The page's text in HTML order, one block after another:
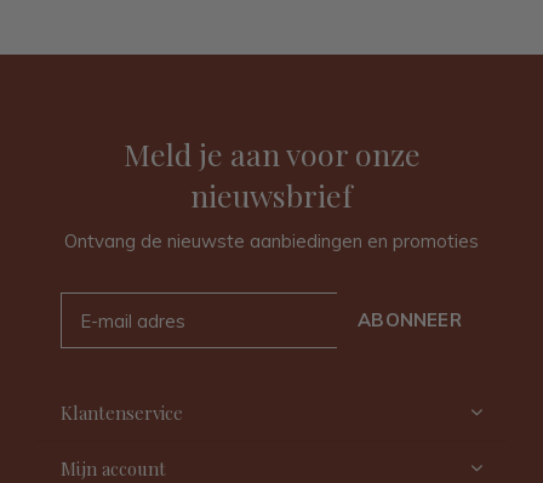
Meld je aan voor onze
nieuwsbrief
Ontvang de nieuwste aanbiedingen en promoties
ABONNEER
Klantenservice
Mijn account